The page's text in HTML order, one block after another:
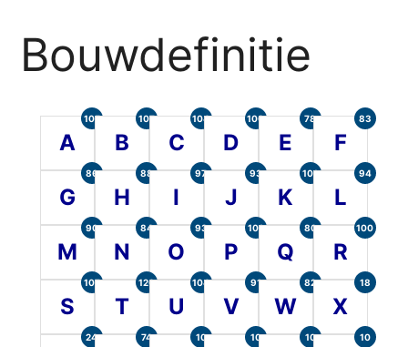
Bouwdefinitie
A
105
B
107
C
104
D
100
E
78
F
83
G
86
H
88
I
97
J
93
K
101
L
94
M
90
N
84
O
93
P
101
Q
80
R
100
S
107
T
120
U
104
V
91
W
82
X
18
24 74 10 10 10 10